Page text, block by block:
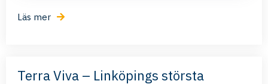
Läs mer
Terra Viva – Linköpings största